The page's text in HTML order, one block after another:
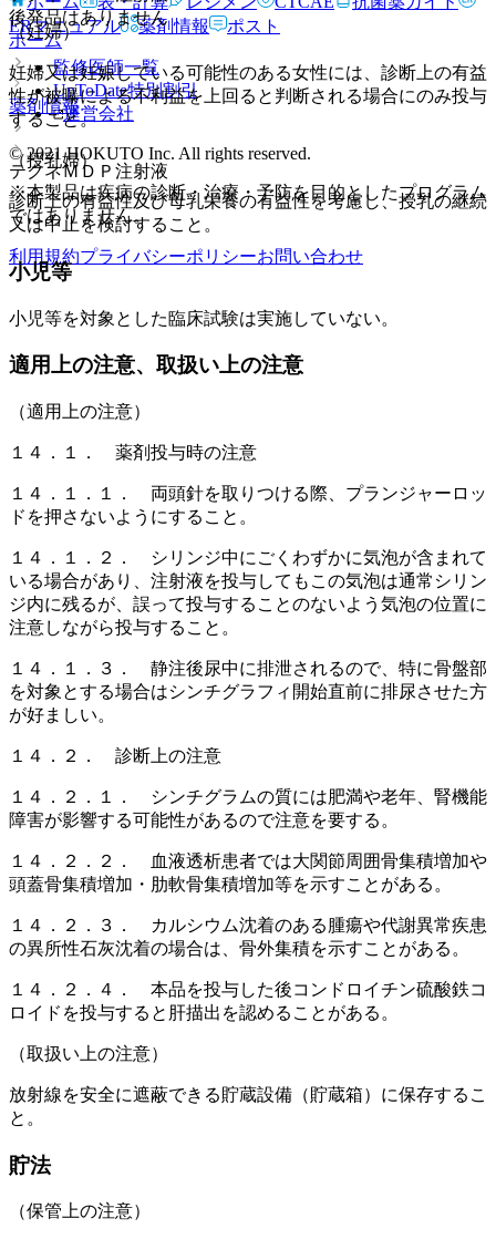
後発品はありません
ホーム
薬剤情報
テクネＭＤＰ注射液
（妊婦）
妊婦又は妊娠している可能性のある女性には、診断上の有益
性が被曝による不利益を上回ると判断される場合にのみ投与
すること。
（授乳婦）
診断上の有益性及び母乳栄養の有益性を考慮し、授乳の継続
又は中止を検討すること。
小児等
小児等を対象とした臨床試験は実施していない。
適用上の注意、取扱い上の注意
（適用上の注意）
１４．１． 薬剤投与時の注意
１４．１．１． 両頭針を取りつける際、プランジャーロッ
ドを押さないようにすること。
１４．１．２． シリンジ中にごくわずかに気泡が含まれて
いる場合があり、注射液を投与してもこの気泡は通常シリン
ジ内に残るが、誤って投与することのないよう気泡の位置に
注意しながら投与すること。
１４．１．３． 静注後尿中に排泄されるので、特に骨盤部
を対象とする場合はシンチグラフィ開始直前に排尿させた方
が好ましい。
１４．２． 診断上の注意
１４．２．１． シンチグラムの質には肥満や老年、腎機能
障害が影響する可能性があるので注意を要する。
１４．２．２． 血液透析患者では大関節周囲骨集積増加や
頭蓋骨集積増加・肋軟骨集積増加等を示すことがある。
１４．２．３． カルシウム沈着のある腫瘍や代謝異常疾患
の異所性石灰沈着の場合は、骨外集積を示すことがある。
１４．２．４． 本品を投与した後コンドロイチン硫酸鉄コ
ロイドを投与すると肝描出を認めることがある。
（取扱い上の注意）
放射線を安全に遮蔽できる貯蔵設備（貯蔵箱）に保存するこ
と。
貯法
（保管上の注意）
ERマニュアル
薬剤情報 ポスト
監修医師一覧
UpToDate特別割引
運営会社
© 2021 HOKUTO Inc. All rights reserved.
※本製品は疾病の診断・治療・予防を目的としたプログラム
ではありません。
利用規約プライバシーポリシーお問い合わせ